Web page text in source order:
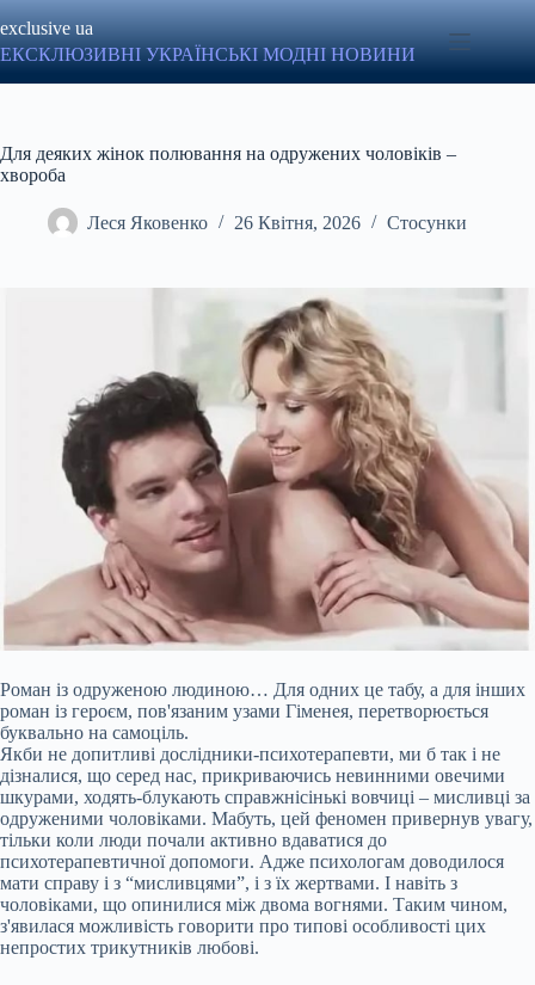
до
вмісту
exclusive ua
ЕКСКЛЮЗИВНІ УКРАЇНСЬКІ МОДНІ НОВИНИ
Для деяких жінок полювання на одружених чоловіків –
хвороба
Леся Яковенко 26 Квітня, 2026 Стосунки
Роман із одруженою людиною… Для одних це табу, а для інших
роман із героєм, пов'язаним узами Гіменея, перетворюється
буквально на самоціль.
Якби не допитливі дослідники-психотерапевти, ми б так і не
дізналися, що серед нас, прикриваючись невинними овечими
шкурами, ходять-блукають справжнісінькі вовчиці – мисливці за
одруженими чоловіками. Мабуть, цей феномен привернув увагу,
тільки коли люди почали активно вдаватися до
психотерапевтичної допомоги. Адже психологам доводилося
мати справу і з “мисливцями”, і з їх жертвами. І навіть з
чоловіками, що опинилися між двома вогнями. Таким чином,
з'явилася можливість говорити про типові особливості цих
непростих трикутників любові.